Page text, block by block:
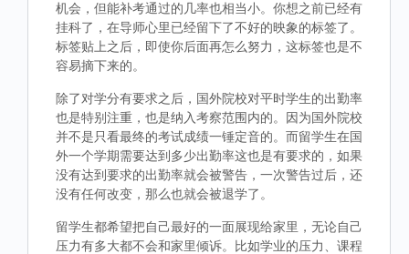
机会，但能补考通过的几率也相当小。你想之前已经有
挂科了，在导师心里已经留下了不好的映象的标签了。
标签贴上之后，即使你后面再怎么努力，这标签也是不
容易摘下来的。
除了对学分有要求之后，国外院校对平时学生的出勤率
也是特别注重，也是纳入考察范围内的。因为国外院校
并不是只看最终的考试成绩一锤定音的。而留学生在国
外一个学期需要达到多少出勤率这也是有要求的，如果
没有达到要求的出勤率就会被警告，一次警告过后，还
没有任何改变，那么也就会被退学了。
留学生都希望把自己最好的一面展现给家里，无论自己
压力有多大都不会和家里倾诉。比如学业的压力、课程